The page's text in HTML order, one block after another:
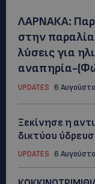
ΛΑΡΝΑΚΑ:
στην
λύσεις για
αναπηρία-
UPDATES 6
Ξεκίνησε η
δικτύου
UPDATES 6